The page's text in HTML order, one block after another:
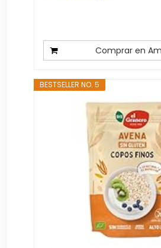
Comprar en
BESTSELLER NO. 5